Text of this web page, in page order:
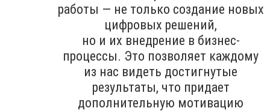
работы — не только создание новых
цифровых решений,
но и их внедрение в бизнес-
процессы. Это позволяет каждому
из нас видеть достигнутые
результаты, что придает
дополнительную мотивацию